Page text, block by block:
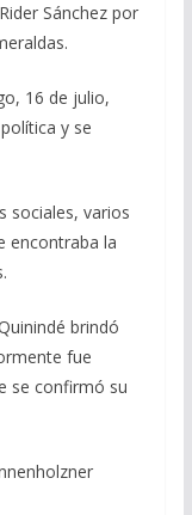
Sánchez por
16 de julio,
y se
sociales, varios
encontraba la
brindó
fue
se confirmó su